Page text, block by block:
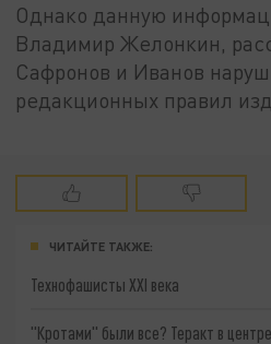
Однако данную
Владимир Желонкин,
Сафронов и Иванов
редакционных правил
ЧИТАЙТЕ ТАКЖЕ:
Технофашисты XXI века
"Кротами" были все? Теракт в